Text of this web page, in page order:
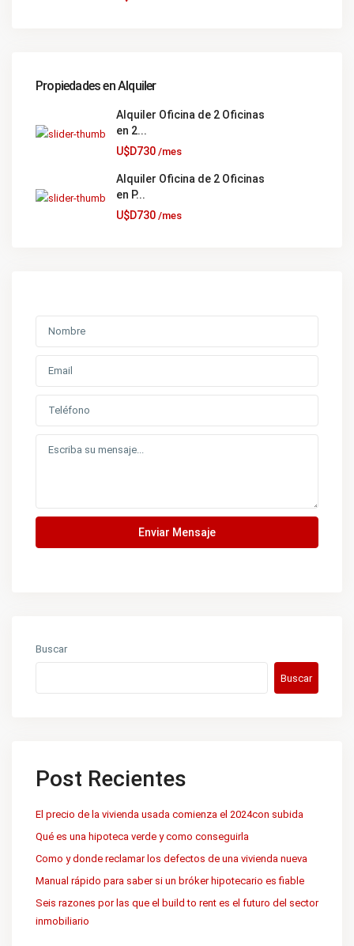
Propiedades en Alquiler
Alquiler Oficina de 2 Oficinas
en 2...
U$D730 /mes
Alquiler Oficina de 2 Oficinas
en P...
U$D730 /mes
Enviar Mensaje
Buscar
Buscar
Post Recientes
El precio de la vivienda usada comienza el 2024con subida
Qué es una hipoteca verde y como conseguirla
Como y donde reclamar los defectos de una vivienda nueva
Manual rápido para saber si un bróker hipotecario es fiable
Seis razones por las que el build to rent es el futuro del sector
inmobiliario